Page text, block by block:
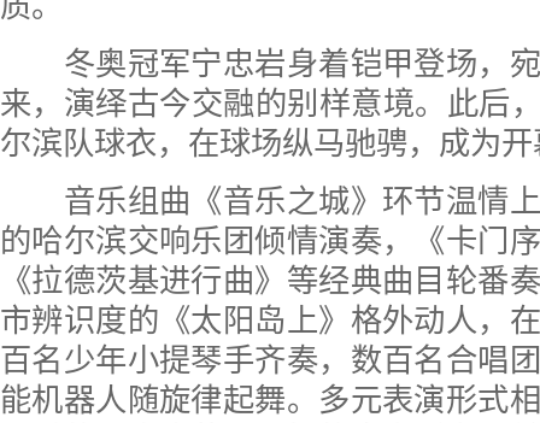
冬奥冠军宁忠岩身着铠甲登场，宛
来，演绎古今交融的别样意境。此后
尔滨队球衣，在球场纵马驰骋，成为
音乐组曲《音乐之城》环节温情上
的哈尔滨交响乐团倾情演奏，《卡门
《拉德茨基进行曲》等经典曲目轮番
市辨识度的《太阳岛上》格外动人，
百名少年小提琴手齐奏，数百名合唱
能机器人随旋律起舞。多元表演形式